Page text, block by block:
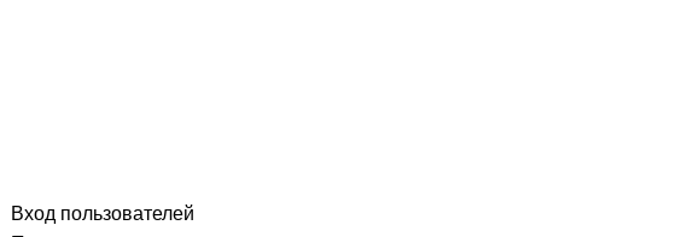
Вход пользователей